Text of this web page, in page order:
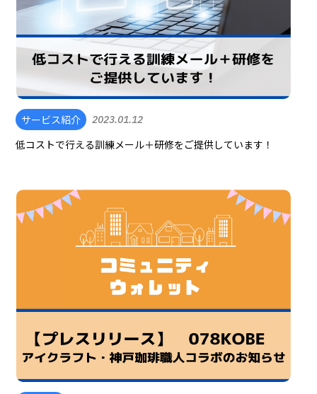
サービス紹介 2023.01.12
低コストで行える訓練メール＋研修をご提供しています！